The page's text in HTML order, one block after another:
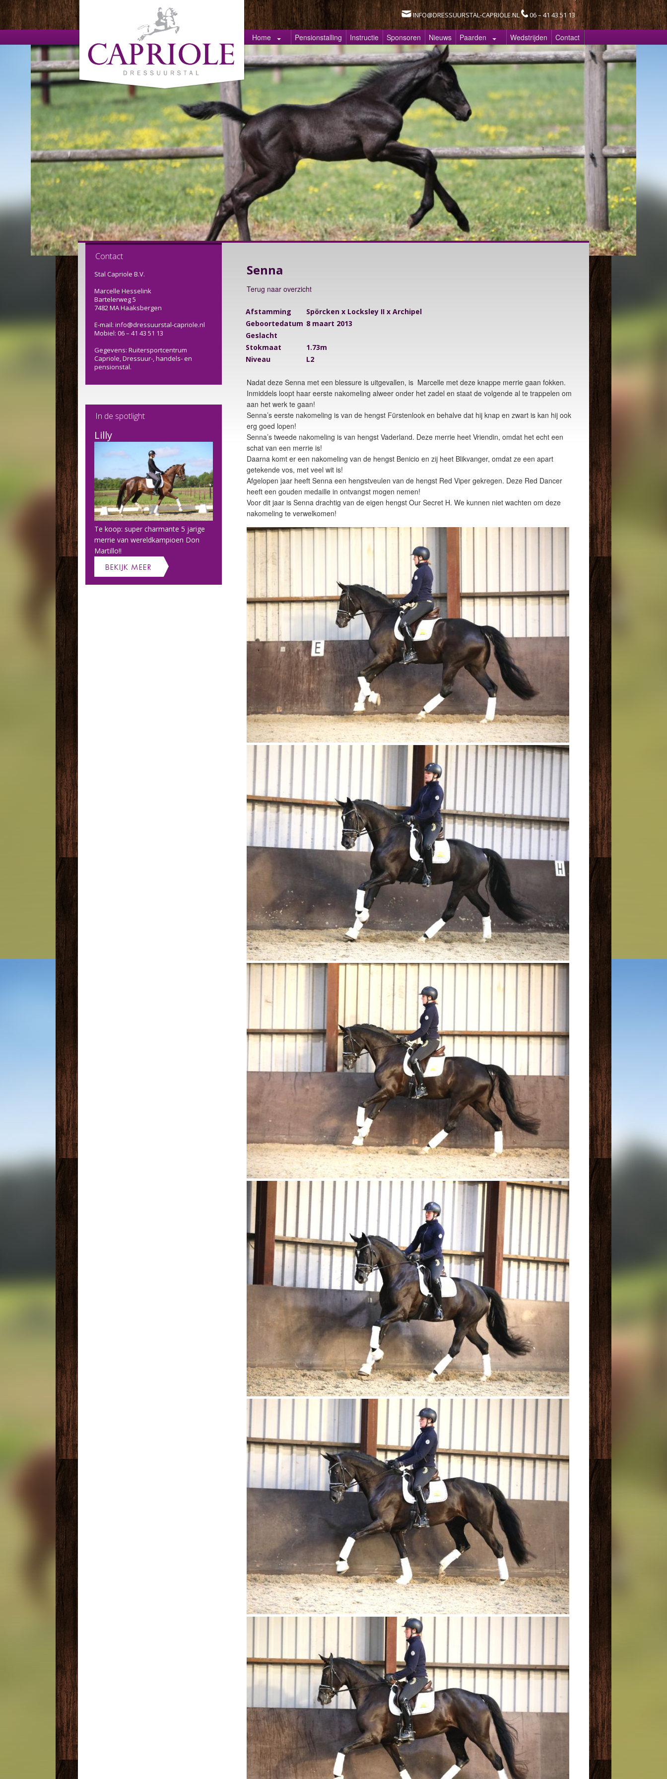
INFO@DRESSUURSTAL-CAPRIOLE.NL 06 – 41 43 51 13
Home Pensionstalling Instructie Sponsoren Nieuws Paarden Wedstrijden Contact
Contact
Stal Capriole B.V.
Marcelle Hesselink
Bartelerweg 5
7482 MA Haaksbergen
E-mail: info@dressuurstal-capriole.nl
Mobiel: 06 – 41 43 51 13
Gegevens: Ruitersportcentrum
Capriole, Dressuur-, handels- en
pensionstal.
In de spotlight
Lilly
Te koop: super charmante 5 jarige
merrie van wereldkampioen Don
Martillo!!
Senna
Terug naar overzicht
Afstamming
Spörcken x Locksley II x Archipel
Geboortedatum 8 maart 2013
Geslacht
Stokmaat
1.73m
Niveau
L2
Nadat deze Senna met een blessure is uitgevallen, is Marcelle met deze knappe merrie gaan fokken.
Inmiddels loopt haar eerste nakomeling alweer onder het zadel en staat de volgende al te trappelen om
aan het werk te gaan!
Senna’s eerste nakomeling is van de hengst Fürstenlook en behalve dat hij knap en zwart is kan hij ook
erg goed lopen!
Senna’s tweede nakomeling is van hengst Vaderland. Deze merrie heet Vriendin, omdat het echt een
schat van een merrie is!
Daarna komt er een nakomeling van de hengst Benicio en zij heet Blikvanger, omdat ze een apart
getekende vos, met veel wit is!
Afgelopen jaar heeft Senna een hengstveulen van de hengst Red Viper gekregen. Deze Red Dancer
heeft een gouden medaille in ontvangst mogen nemen!
Voor dit jaar is Senna drachtig van de eigen hengst Our Secret H. We kunnen niet wachten om deze
nakomeling te verwelkomen!